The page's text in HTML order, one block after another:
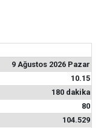
9 Ağustos 2026 Pazar
10.15
180 dakika
80
104.529